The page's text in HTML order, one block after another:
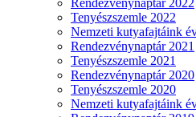
Rendezvénynaptár 2022
Tenyészszemle 2022
Nemzeti kutyafajtáink
Rendezvénynaptár 2021
Tenyészszemle 2021
Rendezvénynaptár 2020
Tenyészszemle 2020
Nemzeti kutyafajtáink